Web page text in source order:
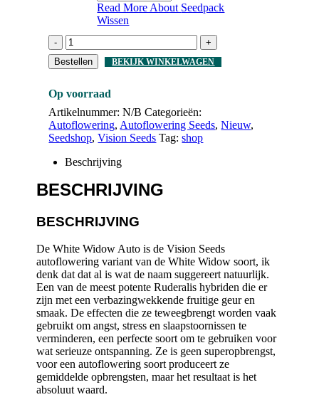
Read More About Seedpack
Wissen
-
+
Bestellen
BEKIJK WINKELWAGEN
Op voorraad
Artikelnummer:N/B Categorieën:
Autoflowering, Autoflowering Seeds,Nieuw,
Seedshop,Vision Seeds Tag:shop
Beschrijving
BESCHRIJVING
BESCHRIJVING
De White Widow Auto is de Vision Seeds
autoflowering variant van de White Widow soort, ik
denk dat dat al is wat de naam suggereert natuurlijk.
Een van de meest potente Ruderalis hybriden die er
zijn met een verbazingwekkende fruitige geur en
smaak. De effecten die ze teweegbrengt worden vaak
gebruikt om angst, stress en slaapstoornissen te
verminderen, een perfecte soort om te gebruiken voor
wat serieuze ontspanning. Ze is geen superopbrengst,
voor een autoflowering soort produceert ze
gemiddelde opbrengsten, maar het resultaat is het
absoluut waard.